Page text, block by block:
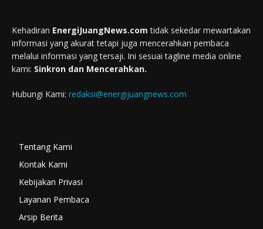
Kehadiran EnergiJuangNews.com tidak sekedar mewartakan
informasi yang akurat tetapi juga mencerahkan pembaca
melalui informasi yang tersaji. Ini sesuai tagline media online
kami: Sinkron dan Mencerahkan.
Hubungi Kami: redaksi@energijuangnews.com
Tentang Kami
Kontak Kami
Kebijakan Privasi
Layanan Pembaca
Arsip Berita